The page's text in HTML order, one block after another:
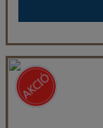
Garda-tó...